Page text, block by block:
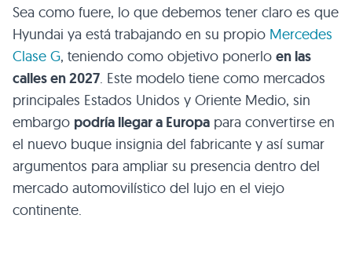
Sea como fuere, lo que debemos tener claro es que
Hyundai ya está trabajando en su propio Mercedes
Clase G, teniendo como objetivo ponerlo en las
calles en 2027. Este modelo tiene como mercados
principales Estados Unidos y Oriente Medio, sin
embargo podría llegar a Europa para convertirse en
el nuevo buque insignia del fabricante y así sumar
argumentos para ampliar su presencia dentro del
mercado automovilístico del lujo en el viejo
continente.